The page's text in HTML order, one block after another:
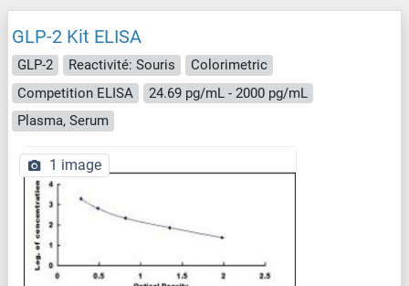
GLP-2 Kit ELISA
GLP-2 Reactivité: Souris
Colorimetric
Competition ELISA
24.69 pg/mL - 2000 pg/mL
Plasma, Serum
1 image